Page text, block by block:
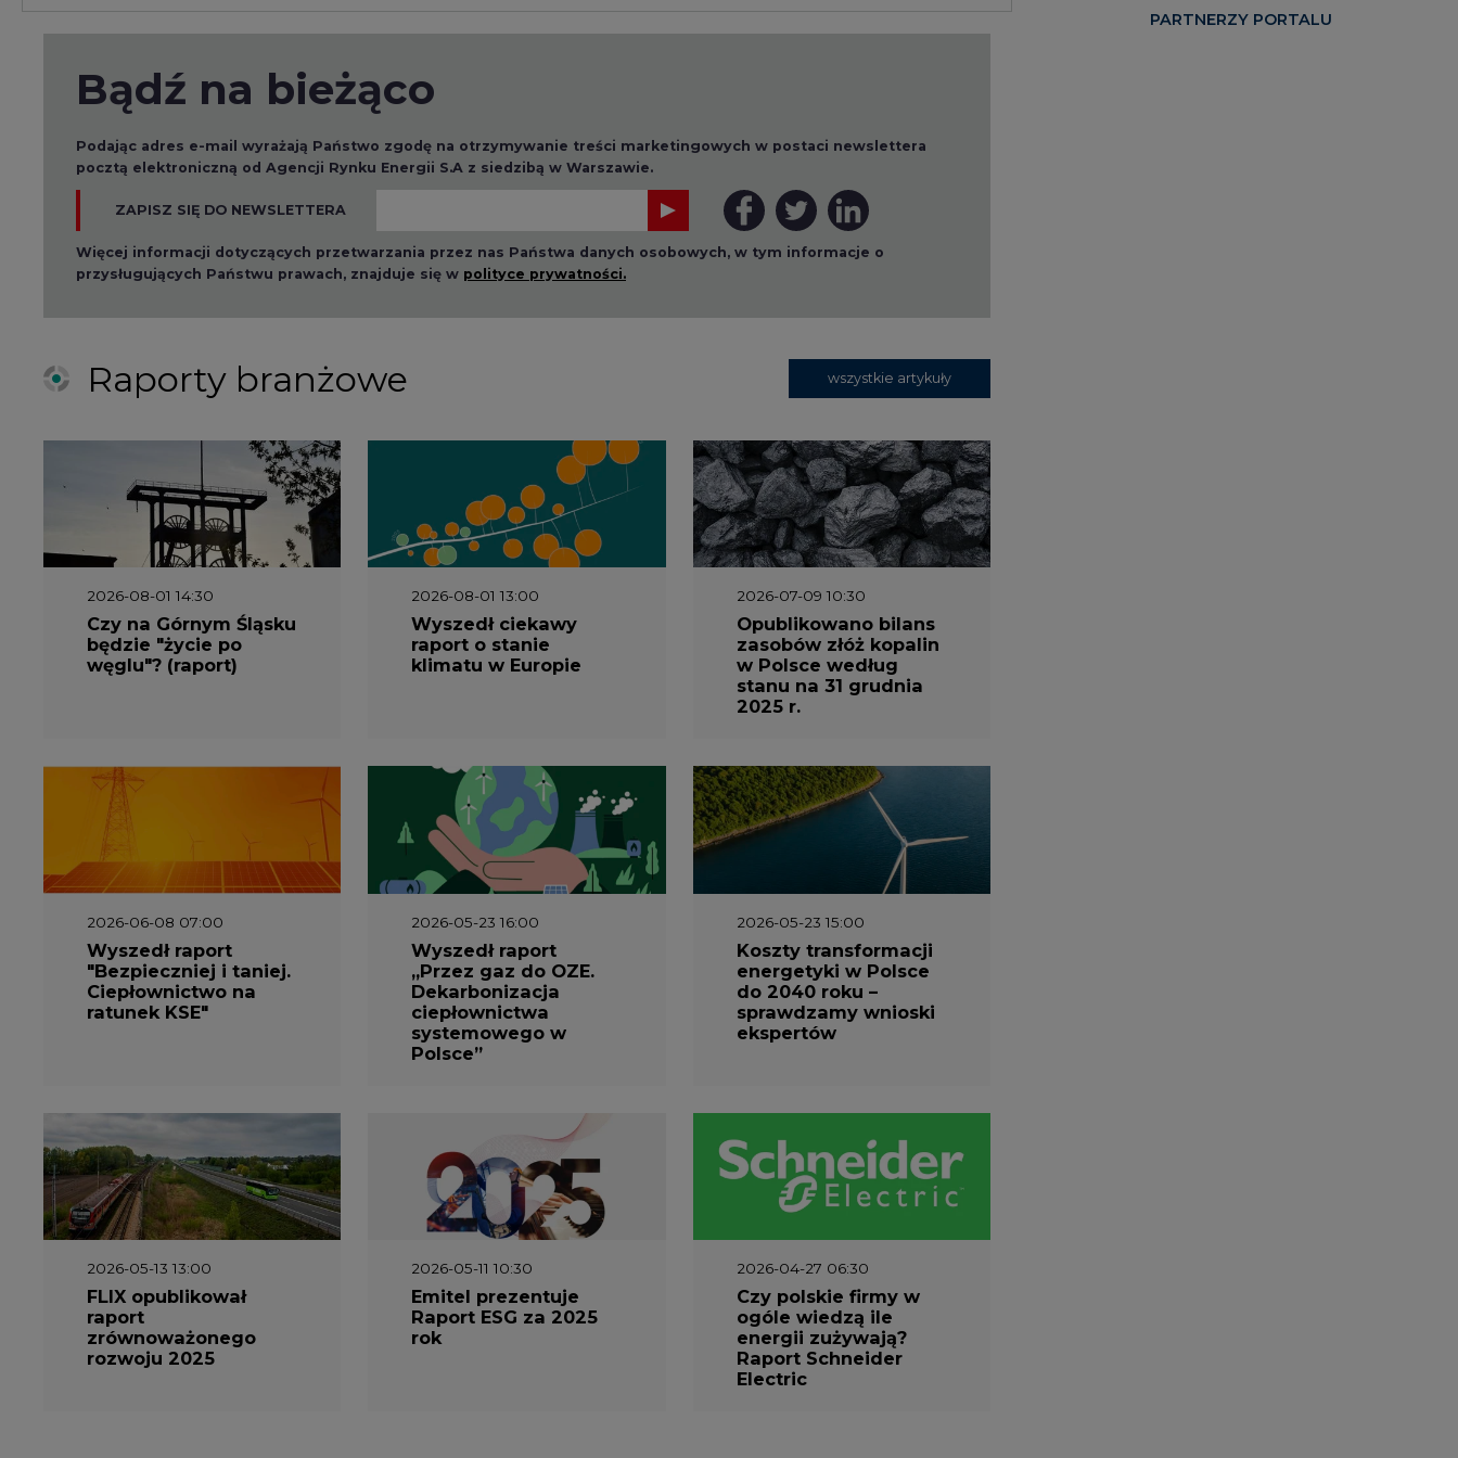
Bądź na bieżąco
Podając adres e-mail wyrażają Państwo zgodę na otrzymywanie treści marketingowych w postaci newslettera
pocztą elektroniczną od Agencji Rynku Energii S.A z siedzibą w Warszawie.
ZAPISZ SIĘ DO NEWSLETTERA
Więcej informacji dotyczących przetwarzania przez nas Państwa danych osobowych, w tym informacje o
przysługujących Państwu prawach, znajduje się w polityce prywatności.
Raporty branżowe wszystkie artykuły
2026-08-01 14:30
Czy na Górnym Śląsku
będzie "życie po
węglu"? (raport)
2026-08-01 13:00
Wyszedł ciekawy
raport o stanie
klimatu w Europie
2026-07-09 10:30
Opublikowano bilans
zasobów złóż kopalin
w Polsce według
stanu na 31 grudnia
2025 r.
2026-06-08 07:00
Wyszedł raport
"Bezpieczniej i taniej.
Ciepłownictwo na
ratunek KSE"
2026-05-23 16:00
Wyszedł raport
„Przez gaz do OZE.
Dekarbonizacja
ciepłownictwa
systemowego w
Polsce”
2026-05-23 15:00
Koszty transformacji
energetyki w Polsce
do 2040 roku –
sprawdzamy wnioski
ekspertów
2026-05-13 13:00
FLIX opublikował
raport
zrównoważonego
rozwoju 2025
2026-05-11 10:30
Emitel prezentuje
Raport ESG za 2025
rok
2026-04-27 06:30
Czy polskie firmy w
ogóle wiedzą ile
energii zużywają?
Raport Schneider
Electric
PARTNERZY PORTALU